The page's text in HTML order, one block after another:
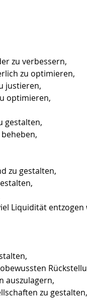
zu verbessern,
zu optimieren,
justieren,
optimieren,
gestalten,
zu gestalten,
Liquidität entzogen
auszulagern,
zu gestalten,